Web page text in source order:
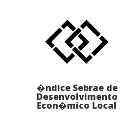
�ndice Sebrae de
Desenvolvimento
Econ�mico Local